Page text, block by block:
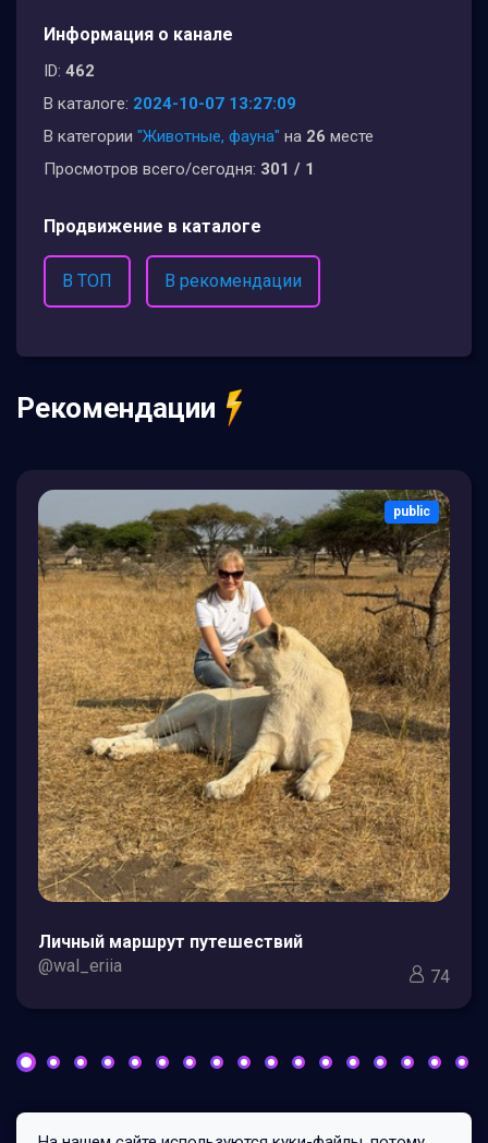
Информация о канале
ID: 462
В каталоге: 2024-10-07 13:27:09
В категории "Животные, фауна" на 26 месте
Просмотров всего/сегодня: 301 / 1
Продвижение в каталоге
В ТОП В рекомендации
Рекомендации
public
Личный маршрут путешествий
@wal_eriia
74